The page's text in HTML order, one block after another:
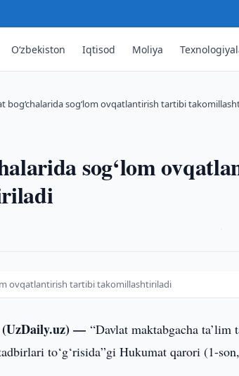
O‘zbekiston Iqtisod Moliya
bog‘chalarida sog‘lom ovqatlantirish tartibi
sog‘lom
ovqatlantirish tartibi takomillashtiriladi
(UzDaily.uz) —“Davlat maktabgacha
to‘g‘risida”gi Hukumat qarori (1-